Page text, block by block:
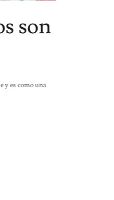
son
y es como una